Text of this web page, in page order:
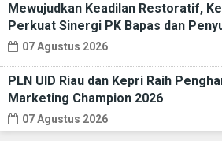
Mewujudkan Keadilan Restoratif,
Perkuat Sinergi PK Bapas dan
07 Agustus 2026
PLN UID Riau dan Kepri Raih
Marketing Champion 2026
07 Agustus 2026